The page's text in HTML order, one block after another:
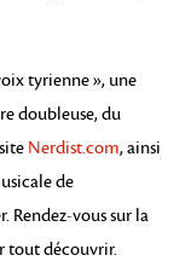
tyrienne », une
doubleuse, du
Nerdist.com, ainsi
de
Rendez-vous sur la
tout découvrir.